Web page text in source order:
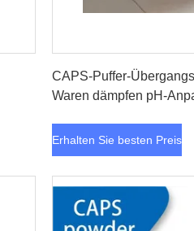
CAPS-Puffer-
Waren dämpfen pH-
Erhalten Sie besten Preis